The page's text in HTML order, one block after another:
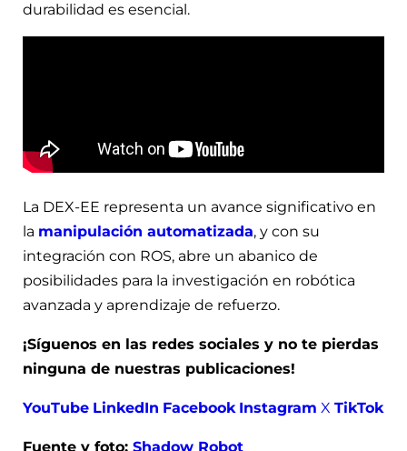
durabilidad es esencial.
La DEX-EE representa un avance significativo en
la manipulación automatizada, y con su
integración con ROS, abre un abanico de
posibilidades para la investigación en robótica
avanzada y aprendizaje de refuerzo.
¡Síguenos en las redes sociales y no te pierdas
ninguna de nuestras publicaciones!
YouTube LinkedIn Facebook Instagram X TikTok
Fuente y foto: Shadow Robot